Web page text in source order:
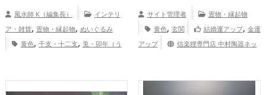
風水師 K（編集長）
インテリ
ア・雑貨, 置物・縁起物, ぬいぐるみ
黄色, 干支・十二支, 兎・卯年（う
サイト管理者
置物・縁起物
黄色, 玄関 結婚運アップ, 金運
アップ
信楽狸専門店 中村陶器ネッ